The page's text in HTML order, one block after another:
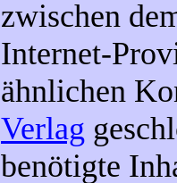
zwischen
Internet-
ähnlichen
Verlag
benötigte